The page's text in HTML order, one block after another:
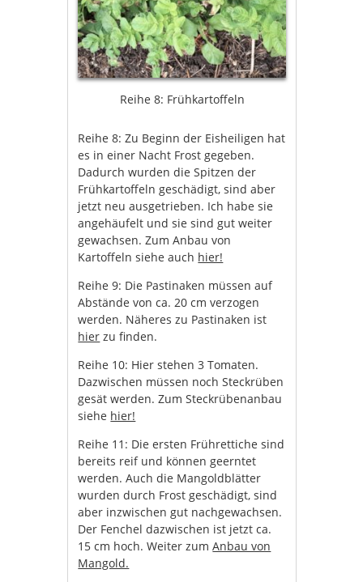
Reihe 8: Frühkartoffeln
Reihe 8: Zu Beginn der Eisheiligen hat
es in einer Nacht Frost gegeben.
Dadurch wurden die Spitzen der
Frühkartoffeln geschädigt, sind aber
jetzt neu ausgetrieben. Ich habe sie
angehäufelt und sie sind gut weiter
gewachsen. Zum Anbau von
Kartoffeln siehe auch hier!
Reihe 9: Die Pastinaken müssen auf
Abstände von ca. 20 cm verzogen
werden. Näheres zu Pastinaken ist
hier zu finden.
Reihe 10: Hier stehen 3 Tomaten.
Dazwischen müssen noch Steckrüben
gesät werden. Zum Steckrübenanbau
siehe hier!
Reihe 11: Die ersten Frührettiche sind
bereits reif und können geerntet
werden. Auch die Mangoldblätter
wurden durch Frost geschädigt, sind
aber inzwischen gut nachgewachsen.
Der Fenchel dazwischen ist jetzt ca.
15 cm hoch. Weiter zumAnbau von
Mangold.